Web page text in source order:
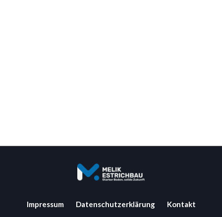
Impressum Datenschutzerklärung Kontakt